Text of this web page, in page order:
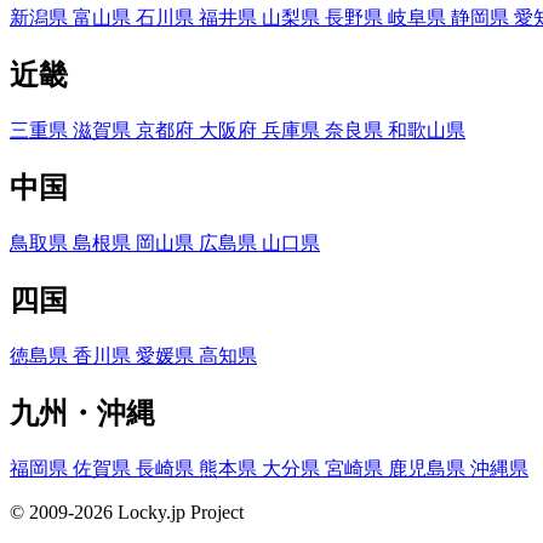
新潟県 富山県 石川県 福井県 山梨県 長野県 岐阜県 静岡県 愛
近畿
三重県 滋賀県 京都府 大阪府 兵庫県 奈良県 和歌山県
中国
鳥取県 島根県 岡山県 広島県 山口県
四国
徳島県 香川県 愛媛県 高知県
九州・沖縄
福岡県 佐賀県 長崎県 熊本県 大分県 宮崎県 鹿児島県 沖縄県
© 2009-2026 Locky.jp Project